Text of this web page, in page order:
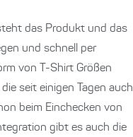
das Produkt und das
und schnell per
von T-Shirt Größen
seit einigen Tagen auch
beim Einchecken von
gibt es auch die